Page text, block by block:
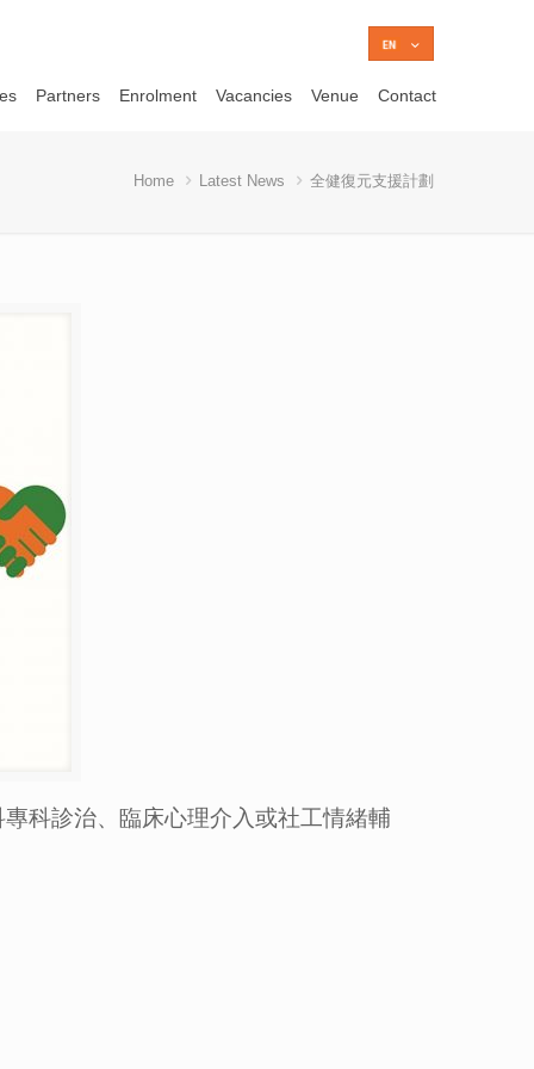
Partners Enrolment Vacancies Venue Contact
Home Latest News 全健復元支援計劃
科診治、臨床心理介入或社工情緒輔